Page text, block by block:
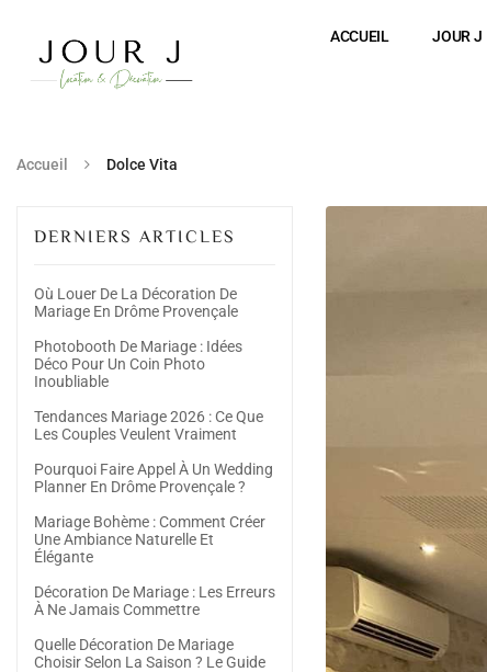
ACCUEIL JOUR J
Accueil Dolce Vita
DERNIERS ARTICLES
Où Louer De La Décoration De
Mariage En Drôme Provençale
Photobooth De Mariage : Idées
Déco Pour Un Coin Photo
Inoubliable
Tendances Mariage 2026 : Ce Que
Les Couples Veulent Vraiment
Pourquoi Faire Appel À Un Wedding
Planner En Drôme Provençale ?
Mariage Bohème : Comment Créer
Une Ambiance Naturelle Et
Élégante
Décoration De Mariage : Les Erreurs
À Ne Jamais Commettre
Quelle Décoration De Mariage
Choisir Selon La Saison ? Le Guide